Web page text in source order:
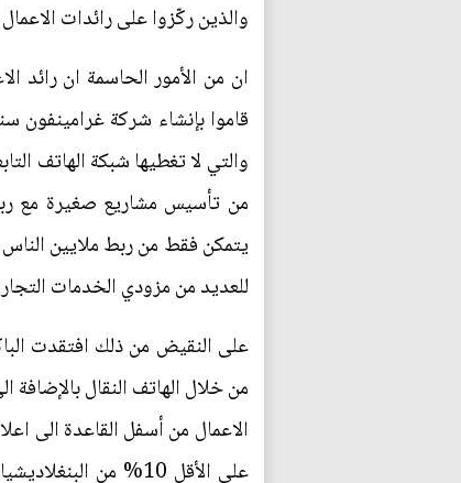
والذين ركّزوا على رائدات
ان من الأمور الحاسمة ان رائد
والتي لا تغطيها شبكة الهاتف
من تأسيس مشاريع صغيرة مع ربط
يتمكن فقط من ربط ملايين الناس
للعديد من مزودي الخدمات
على النقيض من ذلك افتقدت
من خلال الهاتف النقال